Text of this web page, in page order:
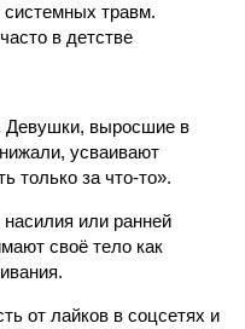
травм.
в детстве
Девушки, выросшие в
усваивают
только за что-то».
или ранней
своё тело как
от лайков в соцсетях и